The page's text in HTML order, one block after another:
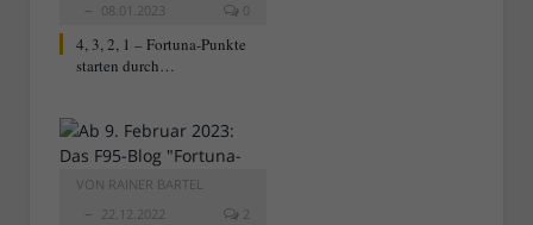
08.01.2023
0
4, 3, 2, 1 – Fortuna-Punkte
starten durch…
VON RAINER BARTEL
22.12.2022
2